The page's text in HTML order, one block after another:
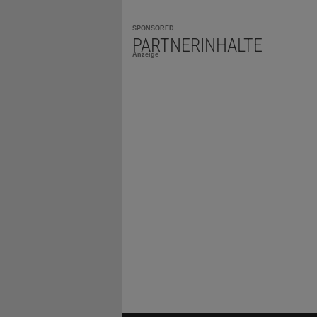
SPONSORED
PARTNERINHALTE
Anzeige